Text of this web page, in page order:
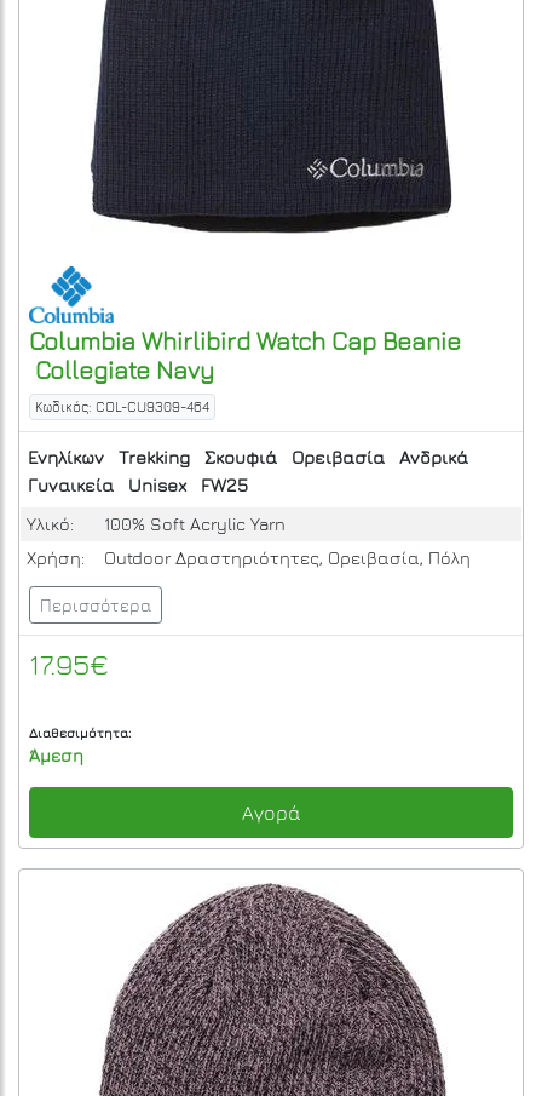
Columbia Whirlibird Watch Cap Beanie
Collegiate Navy
Κωδικός: COL-CU9309-464
Ενηλίκων Trekking Σκουφιά Ορειβασία
Ανδρικά
Γυναικεία
Unisex
FW25
Υλικό:
100% Soft Acrylic Yarn
Χρήση:
Outdoor Δραστηριότητες, Ορειβασία, Πόλη
Περισσότερα
17.95€
Διαθεσιμότητα:
Άμεση
Αγορά